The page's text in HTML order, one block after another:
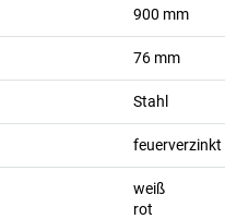
900 mm
76 mm
Stahl
feuerverzinkt
weiß
rot